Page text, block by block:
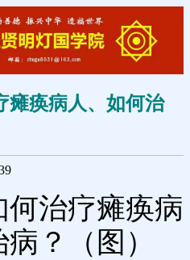
瘫痪病人、如何治
何治疗瘫痪病
？（图）